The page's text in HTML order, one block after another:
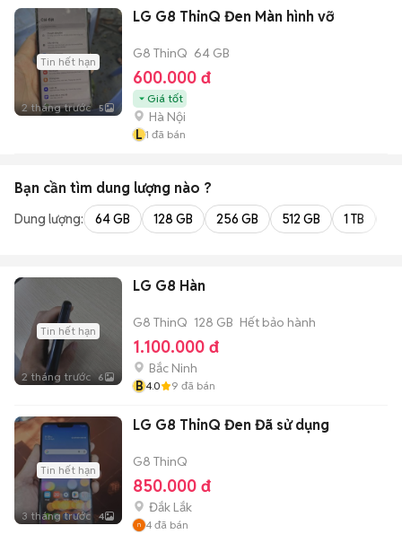
Tin hết hạn
2 tháng trước 5
LG G8 ThinQ Đen Màn hình vỡ
G8 ThinQ 64 GB
600.000 đ
Giá tốt
Hà Nội
L 1 đã bán
Bạn cần tìm dung lượng nào ?
Dung lượng: 64 GB 128 GB 256 GB 512 GB 1 TB
Tin hết hạn
2 tháng trước 6
LG G8 Hàn
G8 ThinQ 128 GB Hết bảo hành
1.100.000 đ
Bắc Ninh
B4.0 9 đã bán
Tin hết hạn
3 tháng trước 4
LG G8 ThinQ Đen Đã sử dụng
G8 ThinQ
850.000 đ
Đắk Lắk
4 đã bán